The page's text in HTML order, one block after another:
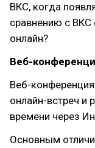
ВКС, когда
сравнению с ВКС
онлайн?
Веб-
Веб-конференция
онлайн-встреч и
времени через
Основным